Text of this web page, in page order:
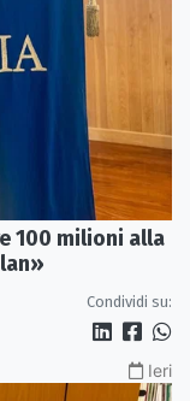
100 milioni alla
Condividi su:
Ieri